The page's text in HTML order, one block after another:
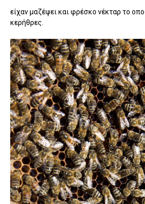
είχαν μαζέψει και φρέσκο νέκταρ το
κερήθρες.